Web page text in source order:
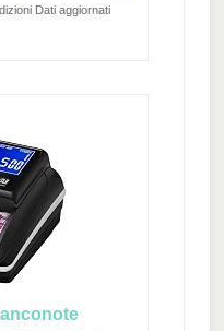
Dati aggiornati